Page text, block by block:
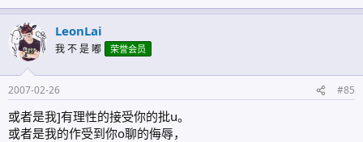
LeonLai
我 不 是 嘟 荣誉会员
2007-02-26 #85
或者是我]有理性的接受你的批u。
或者是我的作受到你o聊的侮辱，